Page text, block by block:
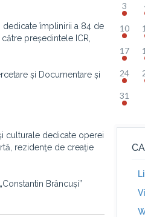
, dedicate împlinirii a 84 de
președintele ICR,
și Documentare și
culturale dedicate operei
rezidenţe de creaţie
Brâncuși”
3
10
17
24
31